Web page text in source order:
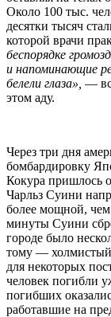
Около 100 тыс.
десятки тысяч
которой врачи
беспорядке
и напоминающие
белели глаза», —
этом аду.
Через три дня
бомбардировку
Кокура пришлось
Чарльз Суини
более мощной,
минуты Суини
городе было
тому — холмистый
для некоторых
человек погибли
погибших
работавшие на